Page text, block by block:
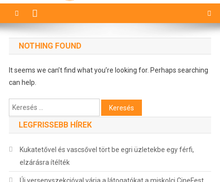
NOTHING FOUND
It seems we can’t find what you’re looking for. Perhaps searching
can help.
Keresés:
LEGFRISSEBB HÍREK
Kukatetővel és vascsővel tört be egri üzletekbe egy férfi,
elzárásra ítélték